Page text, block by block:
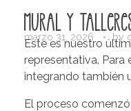
marzo 31, 2026 by
Mural y
Este es nuestro
representativa. Para
integrando también
El proceso